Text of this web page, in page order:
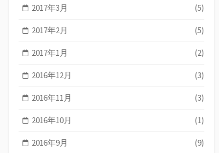
2017年3月 (5)
2017年2月 (5)
2017年1月 (2)
2016年12月 (3)
2016年11月 (3)
2016年10月 (1)
2016年9月 (9)